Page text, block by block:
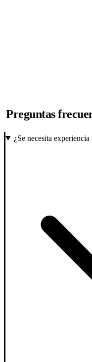
Preguntas
¿Se necesita